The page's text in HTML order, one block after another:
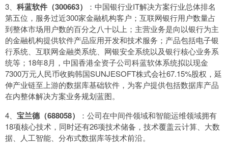
3、 科蓝软件（300663）
：中国银行业IT解决方案行业总体排名
第五位，服务过近300家金融机构客户；互联网银行用户数量占
到整体市场用户数的百分之八十以上；主营业务是向以银行为主
的金融机构提供软件产品应用开发和技术服务；产品包括电子银
行系统、互联网金融类系统、网银安全系统以及银行核心业务系
统等；18年8月，中国香港全资子公司科蓝软体系统拟以现金
7300万元人民币收购韩国SUNJESOFT株式会社67.15%股权，延
伸产业链至上游的数据库基础软件，为客户提供包括数据库产品
在内整体解决方案业务规划蓝图。
4、 宝兰德（688058）
：公司在中间件领域和智能运维领域拥有
18项核心技术，同时还有26项技术储备，技术覆盖云计算、大数
据、人工智能、分布式数据库等技术前沿。